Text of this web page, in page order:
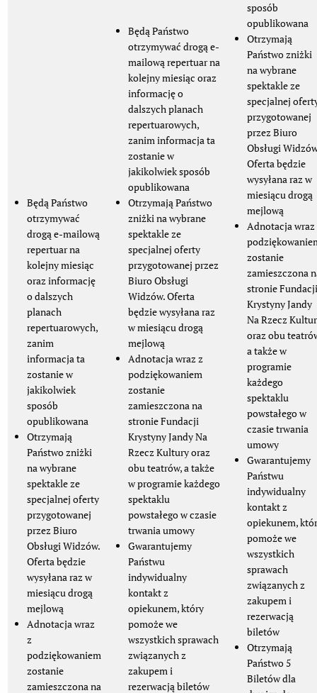
Będą Państwo
otrzymywać
drogą e-mailową
repertuar na
kolejny miesiąc
oraz informację
o dalszych
planach
repertuarowych,
zanim
informacja ta
zostanie w
jakikolwiek
sposób
opublikowana
Otrzymają
Państwo zniżki
na wybrane
spektakle ze
specjalnej oferty
przygotowanej
przez Biuro
Obsługi Widzów.
Oferta będzie
wysyłana raz w
miesiącu drogą
mejlową
Adnotacja wraz
z
podziękowaniem
zostanie
zamieszczona na
Będą Państwo
otrzymywać drogą e-
mailową repertuar na
kolejny miesiąc oraz
informację o
dalszych planach
repertuarowych,
zanim informacja ta
zostanie w
jakikolwiek sposób
opublikowana
Otrzymają Państwo
zniżki na wybrane
spektakle ze
specjalnej oferty
przygotowanej przez
Biuro Obsługi
Widzów. Oferta
będzie wysyłana raz
w miesiącu drogą
mejlową
Adnotacja wraz z
podziękowaniem
zostanie
zamieszczona na
stronie Fundacji
Krystyny Jandy Na
Rzecz Kultury oraz
obu teatrów, a także
w programie każdego
spektaklu
powstałego w czasie
trwania umowy
Gwarantujemy
Państwu
indywidualny
kontakt z
opiekunem, który
pomoże we
wszystkich sprawach
związanych z
zakupem i
rezerwacją biletów
sposób
opublikowana
Otrzymają
Państwo zniżki
na wybrane
spektakle ze
specjalnej
przygotowanej
przez Biuro
Obsługi
Oferta będzie
wysyłana raz w
miesiącu drogą
mejlową
Adnotacja wraz
zostanie
zamieszczona
stronie Fundacji
Krystyny Jandy
Na Rzecz
oraz obu
a także w
programie
każdego
spektaklu
powstałego w
czasie trwania
umowy
Gwarantujemy
Państwu
indywidualny
kontakt z
opiekunem,
pomoże we
wszystkich
sprawach
związanych z
zakupem i
rezerwacją
biletów
Otrzymają
Państwo 5
Biletów dla